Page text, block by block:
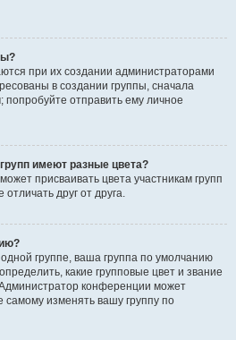
при их создании администраторами
в создании группы, сначала
попробуйте отправить ему личное
имеют разные цвета?
присваивать цвета участникам групп
друг от друга.
группе, ваша группа по умолчанию
какие групповые цвет и звание
конференции может
изменять вашу группу по